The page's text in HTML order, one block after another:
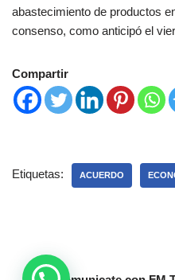
abastecimiento de productos
consenso, como anticipó el
Compartir
Etiquetas: ACUERDO